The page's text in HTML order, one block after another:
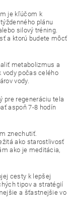
je kľúčom k
plánu
silový tréning.
a ktorú budete môcť
metabolizmus a
vody počas celého
vody.
pre regeneráciu tela
aspoň 7-8 hodín
znechutiť.
ako starostlivosť
ako je meditácia,
cesty k lepšej
tipov a stratégií
a šťastnejšie vo